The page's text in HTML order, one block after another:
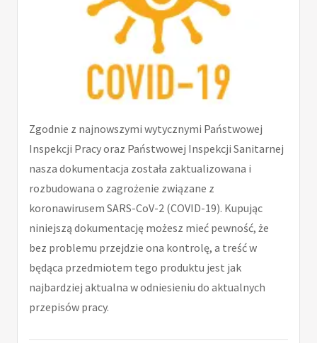
Zgodnie z najnowszymi wytycznymi Państwowej
Inspekcji Pracy oraz Państwowej Inspekcji Sanitarnej
nasza dokumentacja została zaktualizowana i
rozbudowana o zagrożenie związane z
koronawirusem SARS-CoV-2 (COVID-19). Kupując
niniejszą dokumentację możesz mieć pewność, że
bez problemu przejdzie ona kontrolę, a treść w
będąca przedmiotem tego produktu jest jak
najbardziej aktualna w odniesieniu do aktualnych
przepisów pracy.